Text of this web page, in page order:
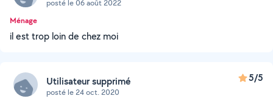
posté le 06 août 2022
Ménage
il est trop loin de chez moi
Utilisateur supprimé
posté le 24 oct. 2020
5/5